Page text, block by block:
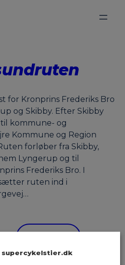
for Kronprins Frederiks Bro
og Skibby. Efter Skibby
kommune- og
Kommune og Region
forløber fra Skibby,
Lyngerup og til
Frederiks Bro. I
ruten ind i
supercykelstier.dk